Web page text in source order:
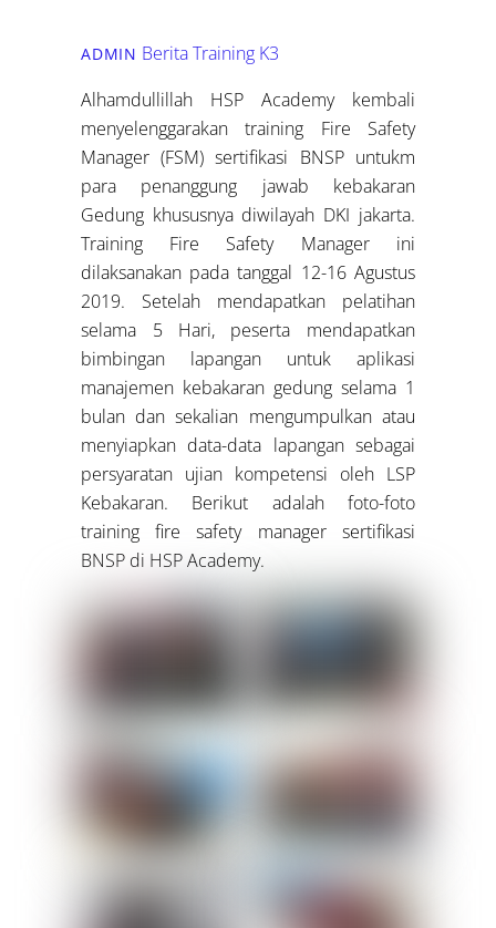
ADMIN Berita Training K3
Alhamdullillah HSP Academy kembali
menyelenggarakan training Fire Safety
Manager (FSM) sertifikasi BNSP untukm
para penanggung jawab kebakaran
Gedung khususnya diwilayah DKI jakarta.
Training Fire Safety Manager ini
dilaksanakan pada tanggal 12-16 Agustus
2019. Setelah mendapatkan pelatihan
selama 5 Hari, peserta mendapatkan
bimbingan lapangan untuk aplikasi
manajemen kebakaran gedung selama 1
bulan dan sekalian mengumpulkan atau
menyiapkan data-data lapangan sebagai
persyaratan ujian kompetensi oleh LSP
Kebakaran. Berikut adalah foto-foto
training fire safety manager sertifikasi
BNSP di HSP Academy.